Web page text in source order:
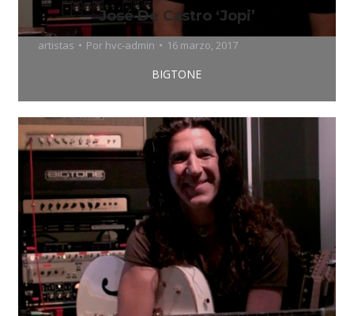
José De Castro ‘Jopi’
artistas Por hvc-admin 16 marzo, 2017
BIGTONE